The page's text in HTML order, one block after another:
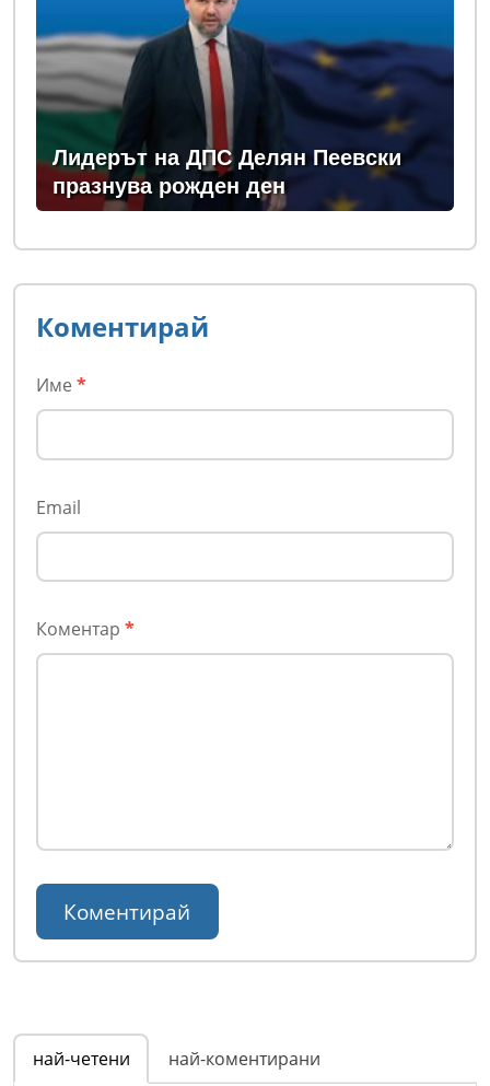
Лидерът на ДПС Делян Пеевски
празнува рожден ден
Коментирай
Име *
Email
Коментар *
най-четени най-коментирани